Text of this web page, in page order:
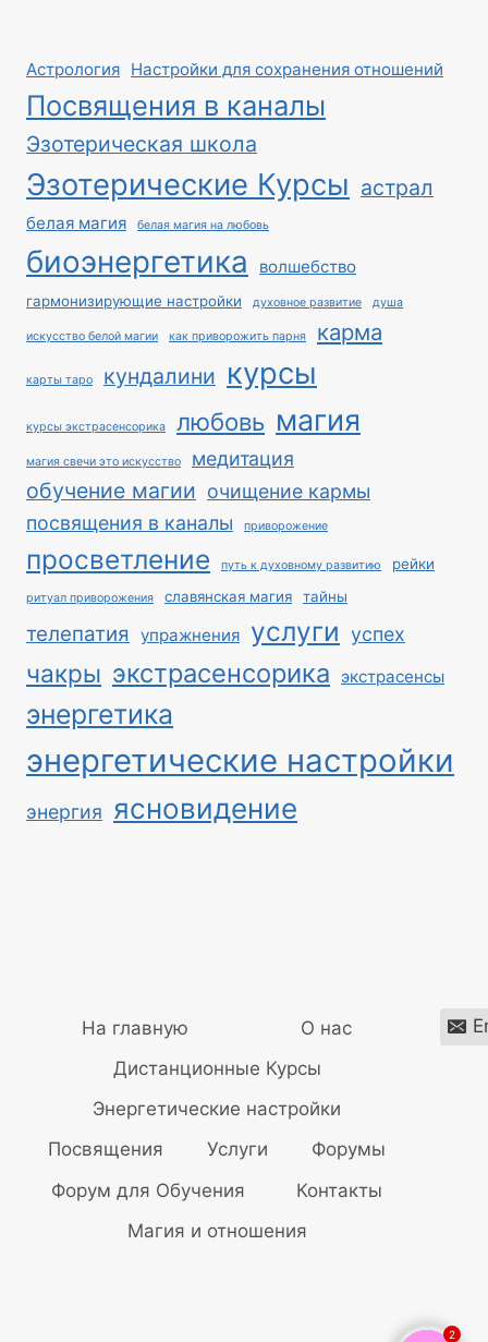
Астрология Настройки для сохранения отношений
Посвящения в каналы
Эзотерическая школа
Эзотерические Курсы астрал
белая магия белая магия на любовь
биоэнергетика волшебство
гармонизирующие настройки духовное развитие душа
искусство белой магии как приворожить парня карма
карты таро кундалини курсы
курсы экстрасенсорика любовь магия
магия свечи это искусство медитация
обучение магии очищение кармы
посвящения в каналы
приворожение
просветление путь к духовному развитию рейки
ритуал приворожения славянская магия тайны
телепатия упражнения услуги успех
чакры экстрасенсорика экстрасенсы
энергетика
энергетические настройки
энергия ясновидение
На главную
О нас
Дистанционные Курсы
Энергетические настройки
Посвящения
Услуги
Форумы
Форум для Обучения
Контакты
Магия и отношения
2